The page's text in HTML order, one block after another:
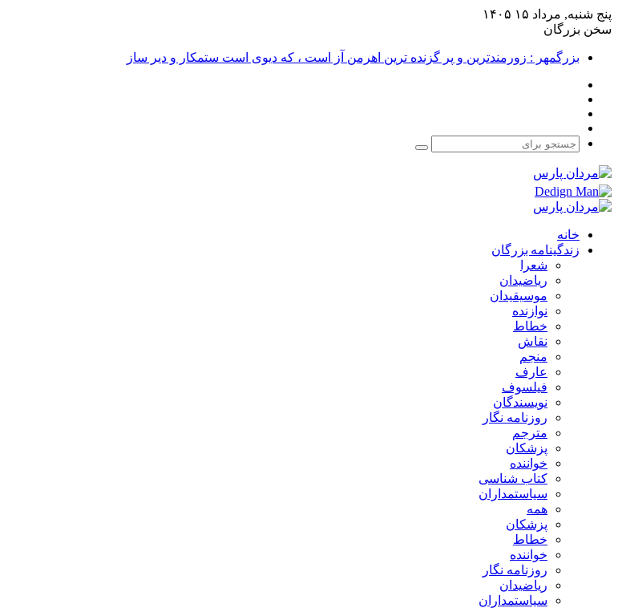
پنج شنبه, مرداد ۱۵ ۱۴۰۵
سخن بزرگان
بزرگمهر : زورمندترین و پر گزنده ترین اهرمن آز است ، که دیوی است ستمکار و دیر ساز
جستجو
خانه
زندگینامه بزرگان
شعرا
ریاضیدان
موسیقیدان
نوازنده
خطاط
نقاش
منجم
عارف
فیلسوف
نویسندگان
روزنامه نگار
مترجم
پزشکان
خواننده
کتاب شناسی
سیاستمداران
همه
پزشکان
خطاط
خواننده
روزنامه نگار
ریاضیدان
سیاستمداران